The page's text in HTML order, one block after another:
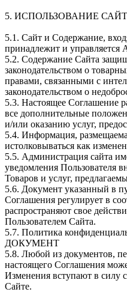
5. ИСПОЛЬЗОВАНИЕ
5.1. Сайт и Содержание,
принадлежит и управляется
5.2. Содержание Сайта
законодательством о
правами, связанными с
законодательством о
5.3. Настоящее Соглашение
все дополнительные
и/или оказанию услуг,
5.4. Информация,
истолковываться как
5.5. Администрация сайта
уведомления Пользователя
Товаров и услуг,
5.6. Документ указанный в
Соглашения регулирует в
распространяют свое
Пользователем Сайта.
5.7. Политика
ДОКУМЕНТ
5.8. Любой из документов,
настоящего Соглашения
Изменения вступают в силу
Сайте.